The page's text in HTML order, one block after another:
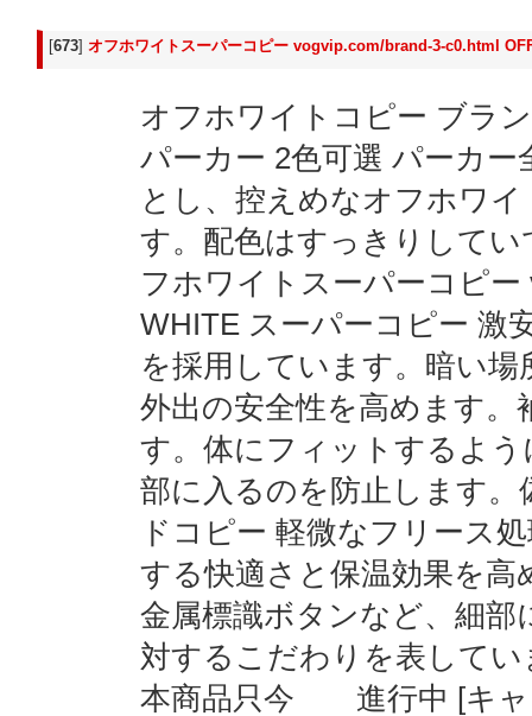
[673] オフホワイトスーパーコピー vogvip.com/brand-3-c0.html
オフホワイトコピー ブラ
パーカー 2色可選 パーカ
とし、控えめなオフホワ
す。配色はすっきりして
フホワイトスーパーコピー
WHITE スーパーコピー 激
を採用しています。暗い
外出の安全性を高めます
す。体にフィットするよ
部に入るのを防止します。
ドコピー 軽微なフリース
する快適さと保温効果を
金属標識ボタンなど、細
対するこだわりを表してい
本商品只今 進行中 [キャ